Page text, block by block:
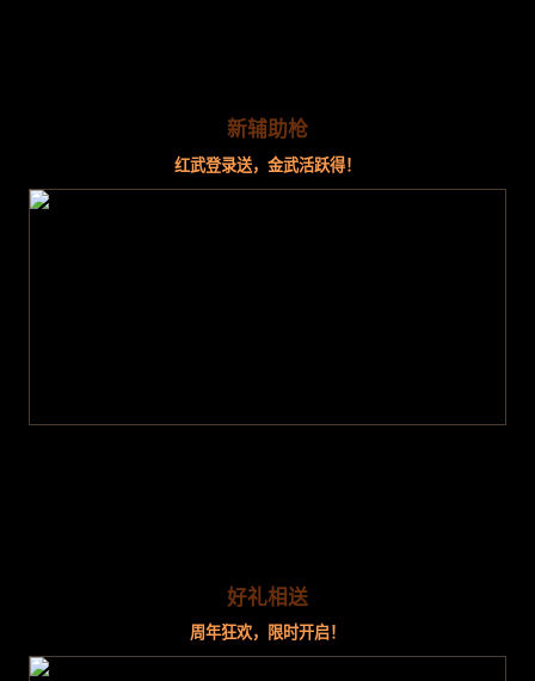
新辅助枪
红武登录送，金武活跃得！
好礼相送
周年狂欢，限时开启！